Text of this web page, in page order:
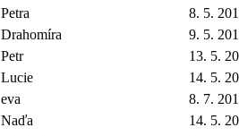
Petra
8. 5.
Drahomíra
9. 5.
Petr
13. 5.
Lucie
14. 5.
eva
8. 7.
Naďa
14. 5.